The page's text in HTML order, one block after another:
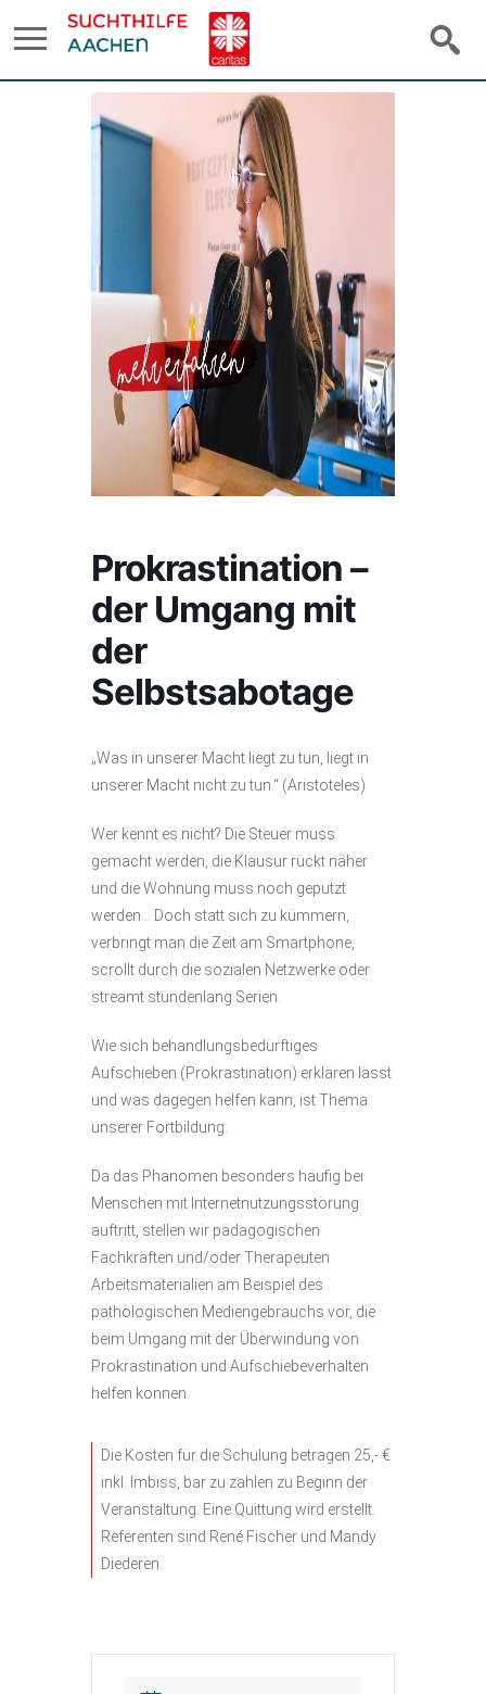
Prokrastination –
der Umgang mit
der
Selbstsabotage
„Was in unserer Macht liegt zu tun, liegt in
unserer Macht nicht zu tun.“ (Aristoteles)
Wer kennt es nicht? Die Steuer muss
gemacht werden, die Klausur rückt näher
und die Wohnung muss noch geputzt
werden… Doch statt sich zu kümmern,
verbringt man die Zeit am Smartphone,
scrollt durch die sozialen Netzwerke oder
streamt stundenlang Serien.
Wie sich behandlungsbedürftiges
Aufschieben (Prokrastination) erklären lässt
und was dagegen helfen kann, ist Thema
unserer Fortbildung.
Da das Phänomen besonders häufig bei
Menschen mit Internetnutzungsstörung
auftritt, stellen wir pädagogischen
Fachkräften und/oder Therapeuten
Arbeitsmaterialien am Beispiel des
pathologischen Mediengebrauchs vor, die
beim Umgang mit der Überwindung von
Prokrastination und Aufschiebeverhalten
helfen können.
Die Kosten für die Schulung betragen 25,- €
inkl. Imbiss, bar zu zahlen zu Beginn der
Veranstaltung. Eine Quittung wird erstellt.
Referenten sind René Fischer und Mandy
Diederen.